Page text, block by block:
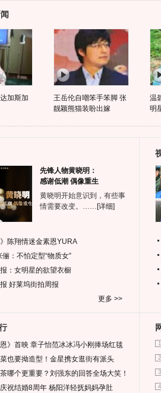
加斯加
王岳伦自嘲笨手笨脚 张
靓颖熊猫装盼出嫁
温
明
先锋人物黄晓明：
感谢低潮 偶像重生
黄晓明开始意识到，有些事
情需要改变。…… [详细]
》陈翔情迷金素恩YURA
：不怕定型“物质女”
：女明星的欲望衣橱
好莱坞街拍周报
更多 >>
恩》首映 章子怡范冰冰冯小刚捧场红毯
也要拗造型！金星携女逛街有派头
哪个更重要？刘强东的回答全场大笑！
祝结婚8周年 杨阳洋轻抚妈妈孕肚
1
2
3
4